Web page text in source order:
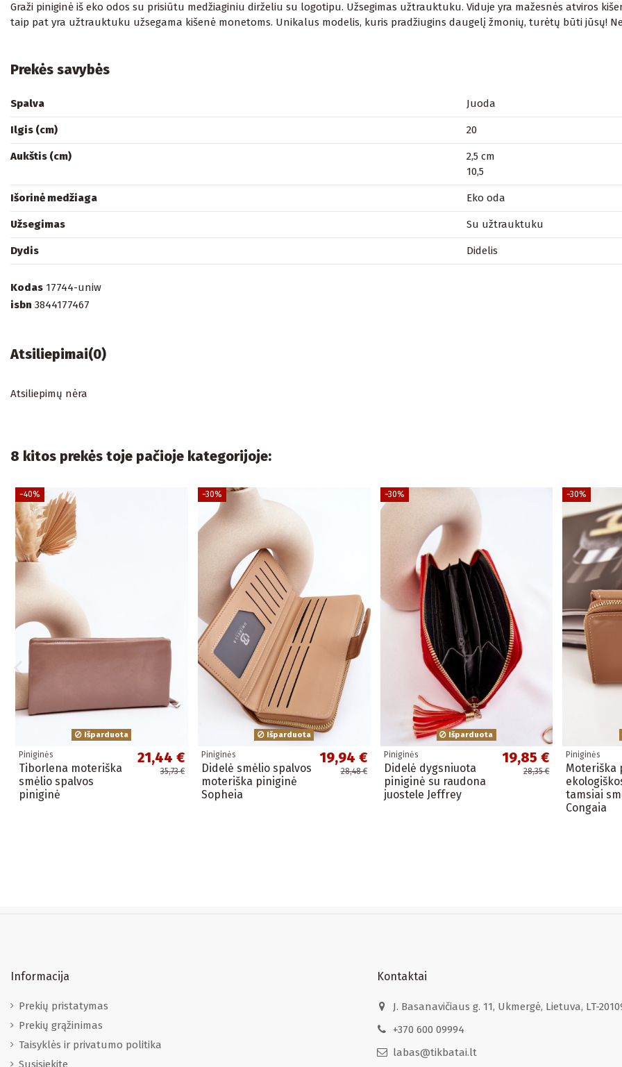
Graži piniginė iš eko odos su prisiūtu medžiaginiu dirželiu su logotipu. Užsegimas užtrauktuku. Viduje yra mažesnės atviros
taip pat yra užtrauktuku užsegama kišenė monetoms. Unikalus modelis, kuris pradžiugins daugelį žmonių, turėtų būti jūsų!
Prekės savybės
Spalva Juoda
Ilgis (cm) 20
Aukštis (cm)
2,5 cm
10,5
Išorinė medžiaga Eko oda
Užsegimas Su užtrauktuku
Dydis Didelis
Kodas 17744-uniw
isbn 3844177467
Atsiliepimai(0)
Atsiliepimų nėra
8 kitos prekės toje pačioje kategorijoje:
−40%
Išparduota
Piniginės
Tiborlena moteriška
smėlio spalvos
piniginė
21,44 €
35,73 €
−30%
Išparduota
Piniginės
Didelė smėlio spalvos
moteriška piniginė
Sopheia
19,94 €
28,48 €
−30%
Išparduota
Piniginės
Didelė dygsniuota
piniginė su raudona
juostele Jeffrey
19,85 €
28,35 €
−30%
Piniginės
Moteriška
tamsiai
Congaia
Informacija
Prekių pristatymas
Prekių grąžinimas
Taisyklės ir privatumo politika
Susisiekite
Kontaktai
J. Basanavičiaus g. 11, Ukmergė, Lietuva, LT-
+370 600 09994
labas@tikbatai.lt